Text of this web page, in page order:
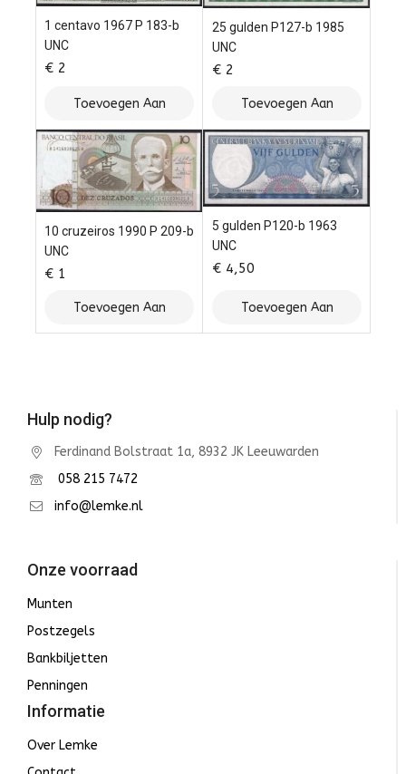
1 centavo 1967 P 183-b
UNC
€ 2
Toevoegen Aan
Winkelwagen
25 gulden P127-b 1985
UNC
€ 2
Toevoegen Aan
Winkelwagen
10 cruzeiros 1990 P 209-b
UNC
€ 1
Toevoegen Aan
Winkelwagen
5 gulden P120-b 1963
UNC
€ 4,50
Toevoegen Aan
Winkelwagen
Hulp nodig?
Ferdinand Bolstraat 1a, 8932 JK Leeuwarden
058 215 7472
info@lemke.nl
Onze voorraad
Munten
Postzegels
Bankbiljetten
Penningen
Informatie
Over Lemke